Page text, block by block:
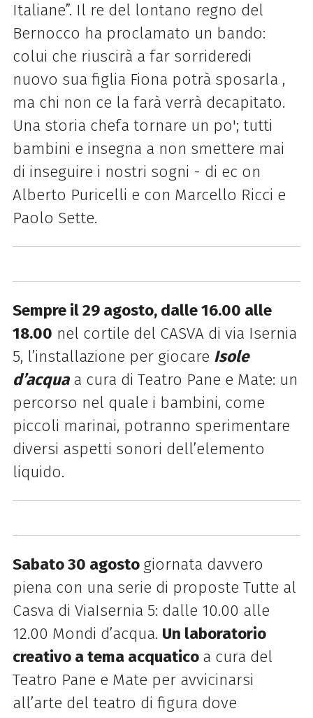
Italiane”. Il re del lontano regno del
Bernocco ha proclamato un bando:
colui che riuscirà a far sorrideredi
nuovo sua figlia Fiona potrà sposarla ,
ma chi non ce la farà verrà decapitato.
Una storia chefa tornare un po'; tutti
bambini e insegna a non smettere mai
di inseguire i nostri sogni - di ec on
Alberto Puricelli e con Marcello Ricci e
Paolo Sette.
Sempre il 29 agosto, dalle 16.00 alle
18.00 nel cortile del CASVA di via Isernia
5, l’installazione per giocare Isole
d’acquaa cura di Teatro Pane e Mate: un
percorso nel quale i bambini, come
piccoli marinai, potranno sperimentare
diversi aspetti sonori dell’elemento
liquido.
Sabato 30 agosto giornata davvero
piena con una serie di proposte Tutte al
Casva di ViaIsernia 5: dalle 10.00 alle
12.00 Mondi d’acqua. Un laboratorio
creativo a tema acquatico a cura del
Teatro Pane e Mate per avvicinarsi
all’arte del teatro di figura dove